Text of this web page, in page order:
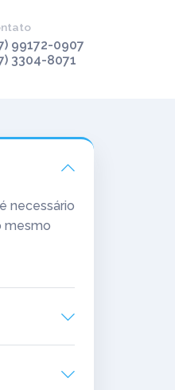
99172-0907
3304-8071
necessário
mesmo